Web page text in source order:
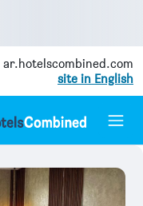
ar.hotelscombined.com
site in English